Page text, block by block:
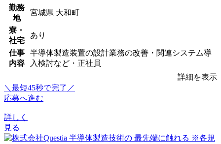
勤務
地
宮城県 大和町
寮・
社宅
あり
仕事
内容
半導体製造装置の設計業務の改善・関連システム導
入検討など・正社員
詳細を表示
＼最短45秒で完了／
応募へ進む
詳しく
見る